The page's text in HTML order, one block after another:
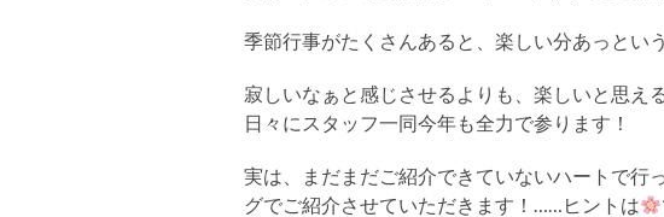
季節行事がたくさんあると、楽しい分あっとい
寂しいなぁと感じさせるよりも、楽しいと思え
日々にスタッフ一同今年も全力で参ります！
実は、まだまだご紹介できていないハートで行
グでご紹介させていただきます！……ヒントは